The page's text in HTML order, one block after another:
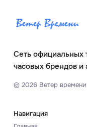
Сеть официальных
часовых брендов и
© 2026Ветер времени
Навигация